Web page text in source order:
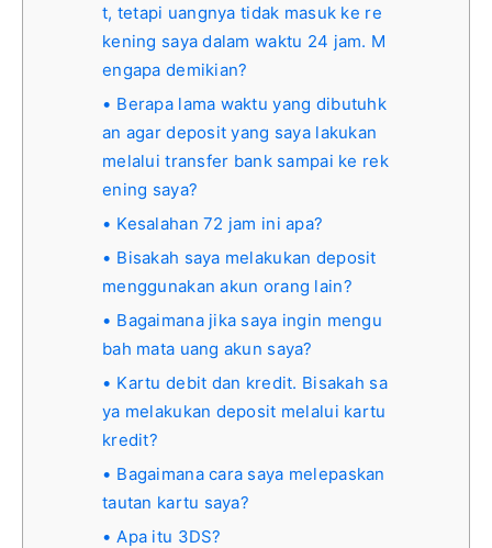
t, tetapi uangnya tidak masuk ke re
kening saya dalam waktu 24 jam. M
engapa demikian?
Berapa lama waktu yang dibutuhk
an agar deposit yang saya lakukan
melalui transfer bank sampai ke rek
ening saya?
Kesalahan 72 jam ini apa?
Bisakah saya melakukan deposit
menggunakan akun orang lain?
Bagaimana jika saya ingin mengu
bah mata uang akun saya?
Kartu debit dan kredit. Bisakah sa
ya melakukan deposit melalui kartu
kredit?
Bagaimana cara saya melepaskan
tautan kartu saya?
Apa itu 3DS?